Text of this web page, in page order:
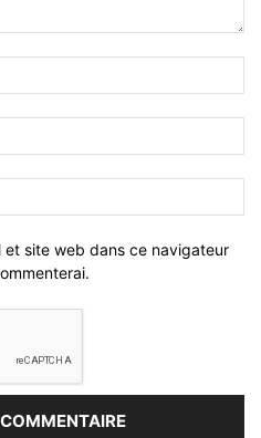
et site web dans ce navigateur